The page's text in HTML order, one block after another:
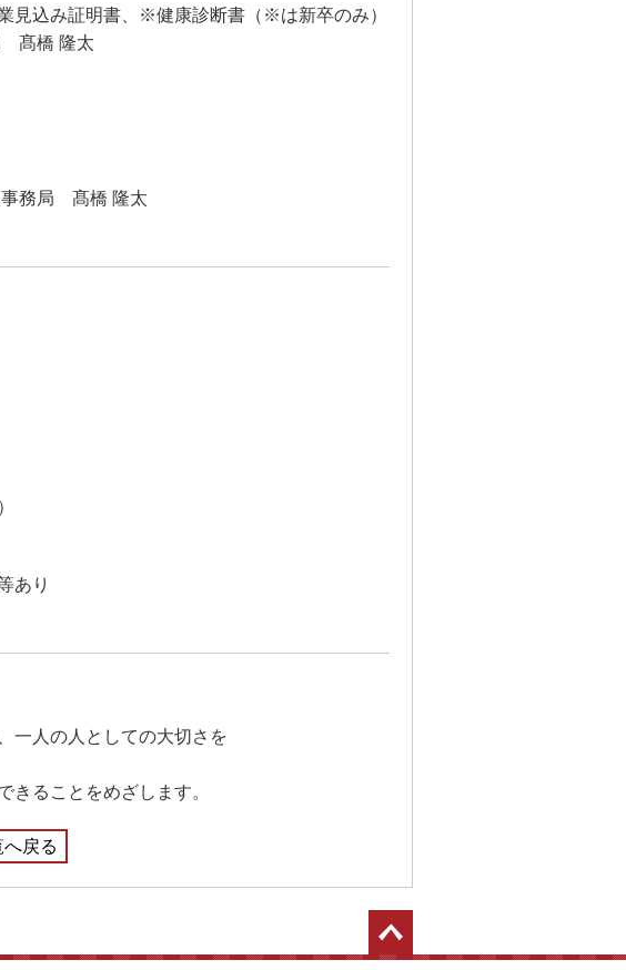
見込み証明書、※健康診断書（※は新卒のみ）
髙橋 隆太
務局 髙橋 隆太
あり
一人の人としての大切さを
きることをめざします。
へ戻る